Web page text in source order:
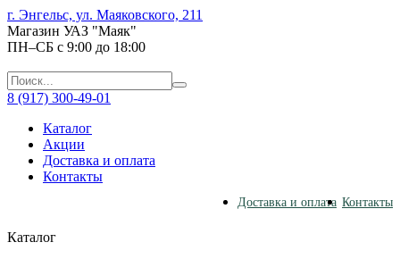
г. Энгельс, ул. Маяковского, 211
Магазин УАЗ "Маяк"
ПН–СБ с 9:00 до 18:00
8 (917) 300-49-01
Каталог
Акции
Доставка и оплата
Контакты
Доставка и оплата Контакты
Каталог